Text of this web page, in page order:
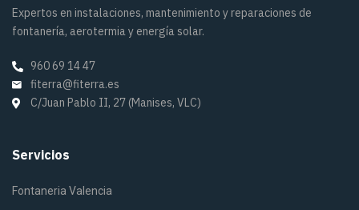
Expertos en instalaciones, mantenimiento y reparaciones de
fontanería, aerotermia y energía solar.
960 69 14 47
fiterra@fiterra.es
C/Juan Pablo II, 27 (Manises, VLC)
Servicios
Fontaneria Valencia